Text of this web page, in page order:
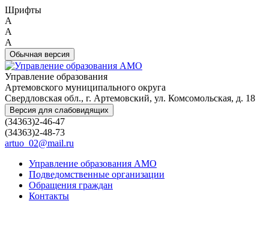
Шрифты
A
A
A
Обычная версия
Управление образования
Артемовского муниципального округа
Свердловская обл., г. Артемовский, ул. Комсомольская, д. 18
Версия для слабовидящих
(34363)2-46-47
(34363)2-48-73
artuo_02@mail.ru
Управление образования АМО
Подведомственные организации
Обращения граждан
Контакты